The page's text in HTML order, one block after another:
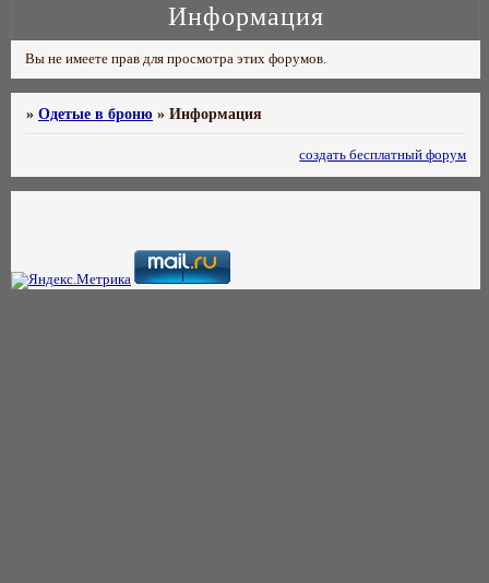
Информация
Вы не имеете прав для просмотра этих форумов.
»Одетые в броню »Информация
создать бесплатный форум